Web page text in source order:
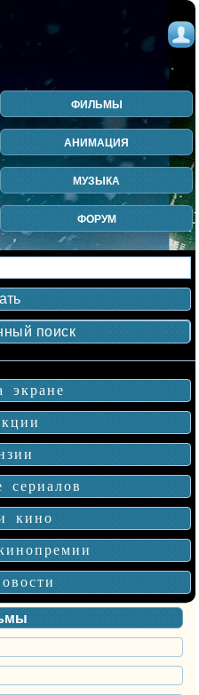
ФИЛЬМЫ
АНИМАЦИЯ
МУЗЫКА
ФОРУМ
поиск
экране
сериалов
кино